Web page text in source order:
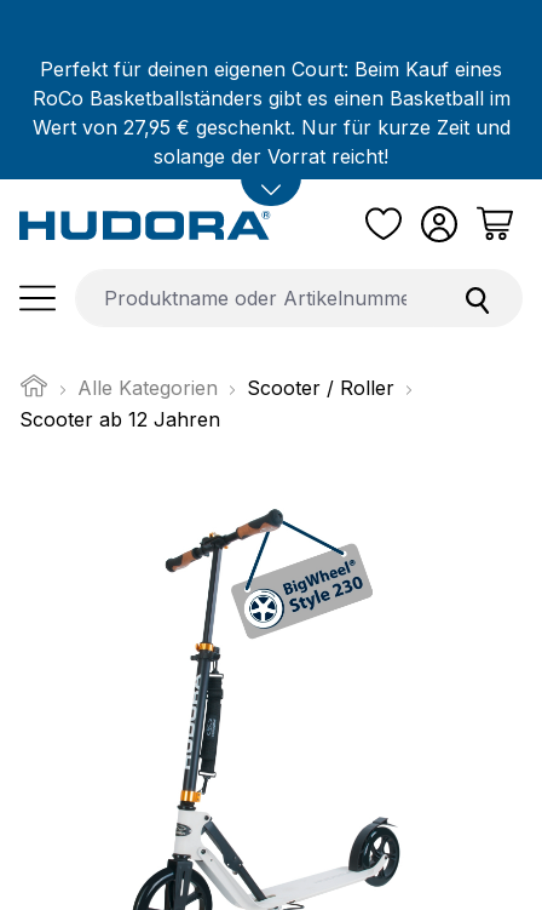
Perfekt für deinen eigenen Court: Beim Kauf eines
RoCo Basketballständers gibt es einen Basketball im
Wert von 27,95 € geschenkt. Nur für kurze Zeit und
solange der Vorrat reicht!
Alle Kategorien
Scooter / Roller
Scooter ab 12 Jahren